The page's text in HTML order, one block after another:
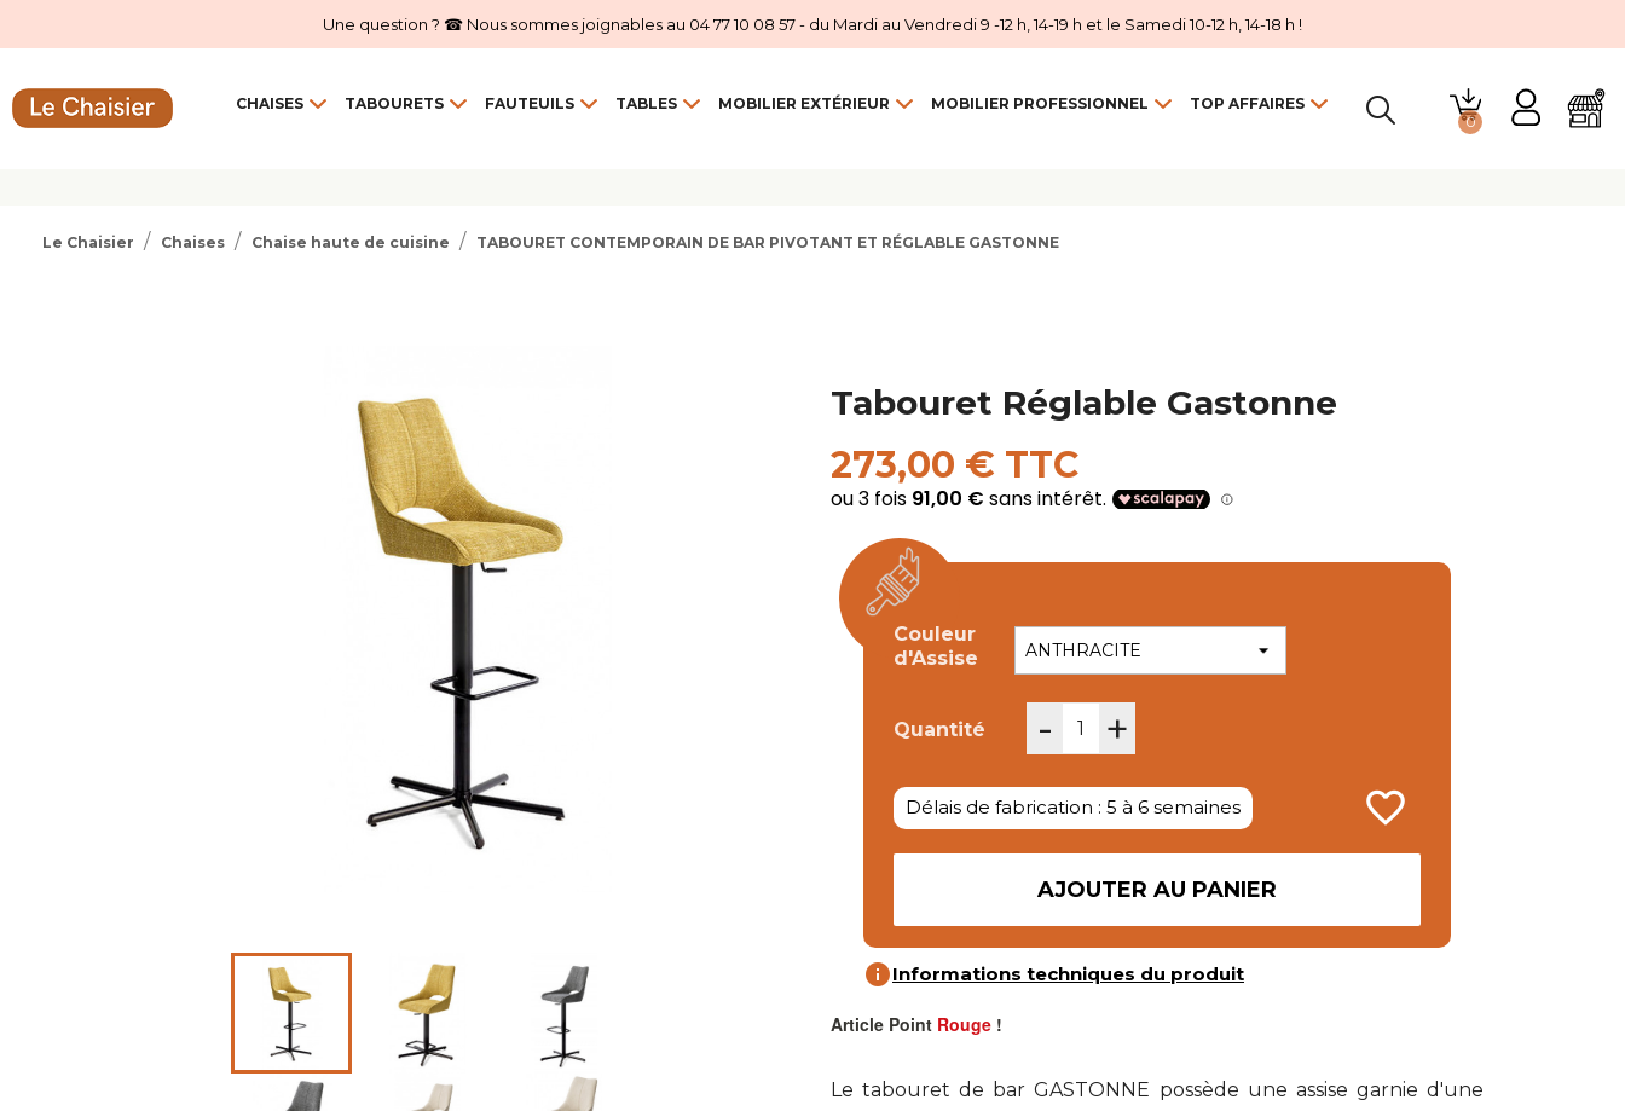
Une question ? ☎ Nous sommes joignables au 04 77 10 08 57 - du Mardi au Vendredi 9 -12 h, 14-19 h et le Samedi 10-12 h, 14-18 h !
CHAISES TABOURETS FAUTEUILS TABLES MOBILIER EXTÉRIEUR MOBILIER PROFESSIONNEL TOP AFFAIRES
0
Le Chaisier Chaises Chaise haute de cuisine TABOURET CONTEMPORAIN DE BAR PIVOTANT ET RÉGLABLE GASTONNE
Tabouret Réglable Gastonne
273,00 € TTC
Couleur
d'Assise
Quantité - +
Délais de fabrication : 5 à 6 semaines favorite_border
AJOUTER AU PANIER
infoInformations techniques du produit
Article Point Rouge !
Le tabouret de bar GASTONNE possède une assise garnie d'une